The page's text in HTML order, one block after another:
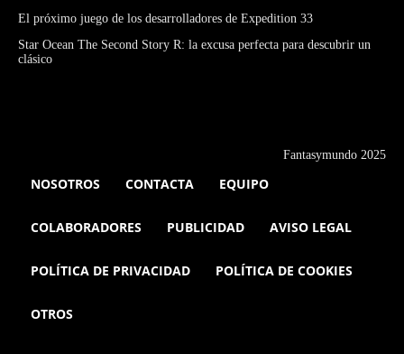
El próximo juego de los desarrolladores de Expedition 33
Star Ocean The Second Story R: la excusa perfecta para descubrir un
clásico
Fantasymundo 2025
NOSOTROS CONTACTA EQUIPO
COLABORADORES PUBLICIDAD AVISO LEGAL
POLÍTICA DE PRIVACIDAD POLÍTICA DE COOKIES
OTROS